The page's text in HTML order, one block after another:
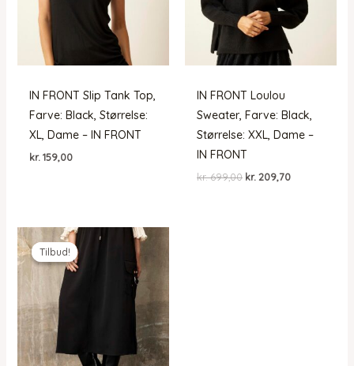
IN FRONT Slip Tank Top,
Farve: Black, Størrelse:
XL, Dame – IN FRONT
kr. 159,00
IN FRONT Loulou
Sweater, Farve: Black,
Størrelse: XXL, Dame –
IN FRONT
kr.699,00 Den
kr. 209,70Den
Tilbud!
Tilbud!